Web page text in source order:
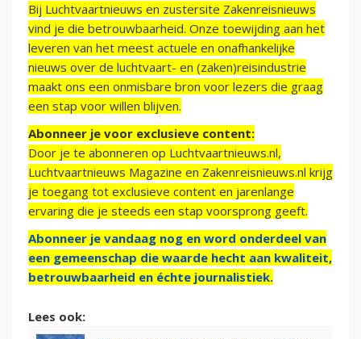
Bij Luchtvaartnieuws en zustersite Zakenreisnieuws
vind je die betrouwbaarheid. Onze toewijding aan het
leveren van het meest actuele en onafhankelijke
nieuws over de luchtvaart- en (zaken)reisindustrie
maakt ons een onmisbare bron voor lezers die graag
een stap voor willen blijven.
Abonneer je voor exclusieve content:
Door je te abonneren op Luchtvaartnieuws.nl,
Luchtvaartnieuws Magazine en Zakenreisnieuws.nl krijg
je toegang tot exclusieve content en jarenlange
ervaring die je steeds een stap voorsprong geeft.
Abonneer je vandaag nog en word onderdeel van
een gemeenschap die waarde hecht aan kwaliteit,
betrouwbaarheid en échte journalistiek.
Lees ook: